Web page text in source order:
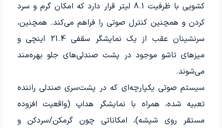
کشویی با ظرفیت 8.1 لیتر قرار دارد که امکان گرم و سرد
کردن و همچنین کنترل صوتی را فراهم می‌کند. همچنین،
سرنشینان عقب از یک نمایشگر سقفی 21.4 اینچی و
میزهای تاشو موجود در پشت صندلی‌های جلو بهره‌مند
می‌شوند.
سیستم صوتی یکپارچه‌ای که در پشت‌سری صندلی راننده
تعبیه شده، همراه با نمایشگر هداپ (واقعیت افزوده
مستقر روی شیشه)، امکاناتی چون گرمکن/سردکن و